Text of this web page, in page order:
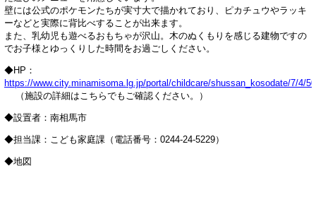
壁には公式のポケモンたちが実寸大で描かれており、ピカチュウやラッキ
ーなどと実際に背比べすることが出来ます。
また、乳幼児も遊べるおもちゃが沢山。木のぬくもりを感じる建物ですの
でお子様とゆっくりした時間をお過ごしください。
◆HP：
https://www.city.minamisoma.lg.jp/portal/childcare/shussan_kosodate/7/4/
（施設の詳細はこちらでもご確認ください。）
◆設置者：南相馬市
◆担当課：こども家庭課（電話番号：0244-24-5229）
◆地図